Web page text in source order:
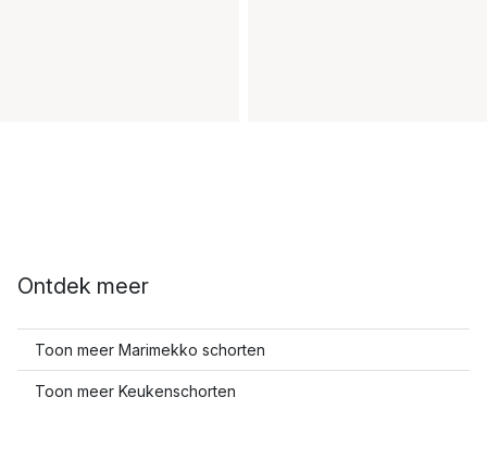
Ontdek meer
Toon meer Marimekko schorten
Toon meer Keukenschorten